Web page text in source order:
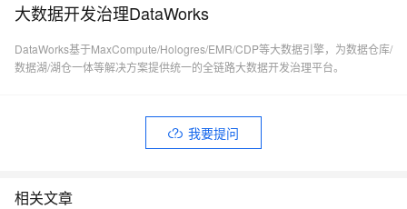
大数据开发治理DataWorks
DataWorks基于MaxCompute/Hologres/EMR/CDP等大数据引擎，为数据仓库/
数据湖/湖仓一体等解决方案提供统一的全链路大数据开发治理平台。
我要提问
相关文章